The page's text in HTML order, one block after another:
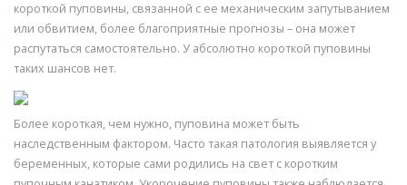
короткой пуповины, связанной с ее механическим запутыванием
или обвитием, более благоприятные прогнозы – она может
распутаться самостоятельно. У абсолютно короткой пуповины
таких шансов нет.
Более короткая, чем нужно, пуповина может быть
наследственным фактором. Часто такая патология выявляется у
беременных, которые сами родились на свет с коротким